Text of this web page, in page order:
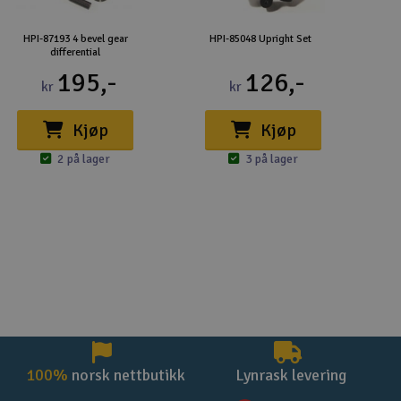
HPI-87193 4 bevel gear
differential
kr 195,-
Kjøp
2 på lager
HPI-85048 Upright Set
kr 126,-
Kjøp
3 på lager
100% norsk nettbutikk Lynrask levering